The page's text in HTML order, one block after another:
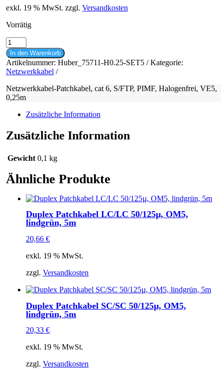
exkl. 19 % MwSt. zzgl. Versandkosten
Vorrätig
Patchkabel
cat
6
S/FTP
PIMF
HF
VE5
0,25m
Menge
In den Warenkorb
Artikelnummer: Huber_75711-H0.25-SET5
Kategorie:
Netzwerkkabel
Netzwerkkabel-Patchkabel, cat 6, S/FTP, PIMF, Halogenfrei, VE5,
0,25m
Zusätzliche Information
Zusätzliche Information
Gewicht 0,1 kg
Ähnliche Produkte
Duplex Patchkabel LC/LC 50/125µ, OM5,
lindgrün, 5m
20,66 €
exkl. 19 % MwSt.
zzgl. Versandkosten
Duplex Patchkabel SC/SC 50/125µ, OM5,
lindgrün, 5m
20,33 €
exkl. 19 % MwSt.
zzgl. Versandkosten